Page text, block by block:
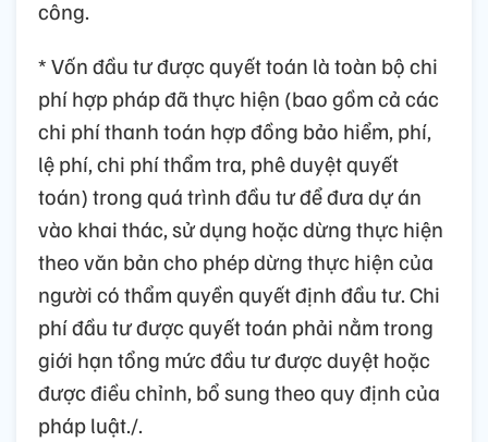
công.
* Vốn đầu tư được quyết toán là toàn bộ chi
phí hợp pháp đã thực hiện (bao gồm cả các
chi phí thanh toán hợp đồng bảo hiểm, phí,
lệ phí, chi phí thẩm tra, phê duyệt quyết
toán) trong quá trình đầu tư để đưa dự án
vào khai thác, sử dụng hoặc dừng thực hiện
theo văn bản cho phép dừng thực hiện của
người có thẩm quyền quyết định đầu tư. Chi
phí đầu tư được quyết toán phải nằm trong
giới hạn tổng mức đầu tư được duyệt hoặc
được điều chỉnh, bổ sung theo quy định của
pháp luật./.